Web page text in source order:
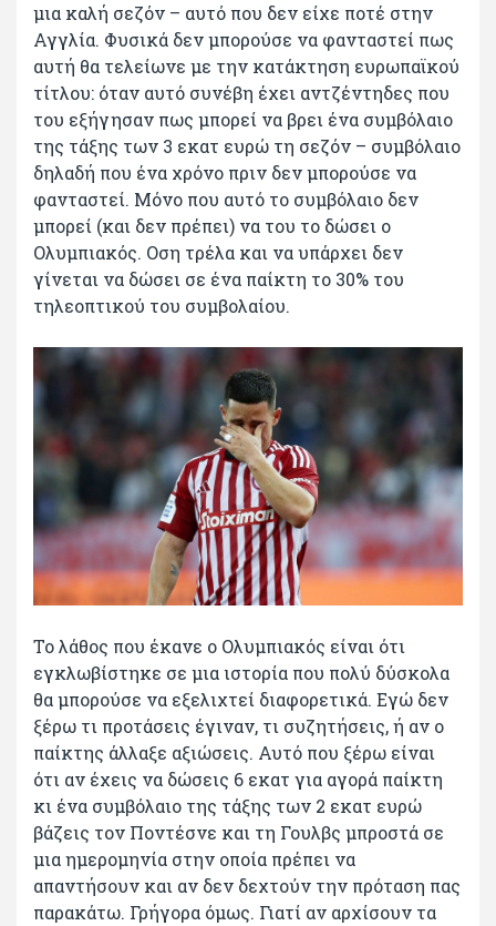
μια καλή σεζόν – αυτό που δεν είχε ποτέ στην
Αγγλία. Φυσικά δεν μπορούσε να φανταστεί πως
αυτή θα τελείωνε με την κατάκτηση ευρωπαϊκού
τίτλου: όταν αυτό συνέβη έχει αντζέντηδες που
του εξήγησαν πως μπορεί να βρει ένα συμβόλαιο
της τάξης των 3 εκατ ευρώ τη σεζόν – συμβόλαιο
δηλαδή που ένα χρόνο πριν δεν μπορούσε να
φανταστεί. Μόνο που αυτό το συμβόλαιο δεν
μπορεί (και δεν πρέπει) να του το δώσει ο
Ολυμπιακός. Οση τρέλα και να υπάρχει δεν
γίνεται να δώσει σε ένα παίκτη το 30% του
τηλεοπτικού του συμβολαίου.
Το λάθος που έκανε ο Ολυμπιακός είναι ότι
εγκλωβίστηκε σε μια ιστορία που πολύ δύσκολα
θα μπορούσε να εξελιχτεί διαφορετικά. Εγώ δεν
ξέρω τι προτάσεις έγιναν, τι συζητήσεις, ή αν ο
παίκτης άλλαξε αξιώσεις. Αυτό που ξέρω είναι
ότι αν έχεις να δώσεις 6 εκατ για αγορά παίκτη
κι ένα συμβόλαιο της τάξης των 2 εκατ ευρώ
βάζεις τον Ποντέσνε και τη Γουλβς μπροστά σε
μια ημερομηνία στην οποία πρέπει να
απαντήσουν και αν δεν δεχτούν την πρόταση πας
παρακάτω. Γρήγορα όμως. Γιατί αν αρχίσουν τα